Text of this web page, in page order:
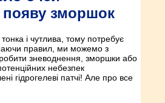
зморшок
і чутлива, тому потребує
правил, ми можемо з
зневоднення, зморшки або
небезпек
гідрогелеві патчі! Але про все